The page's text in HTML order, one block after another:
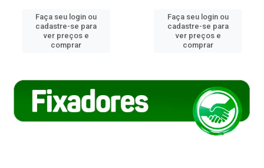
Faça seu login ou
cadastre-se para
ver preços e
comprar
Faça seu login ou
cadastre-se para
ver preços e
comprar